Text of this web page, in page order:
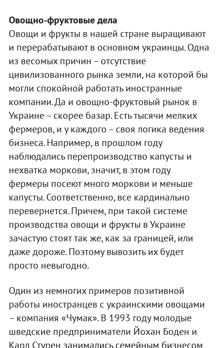
Овощно-фруктовые дела
Овощи и фрукты в нашей стране выращивают
и перерабатывают в основном украинцы. Одна
из весомых причин – отсутствие
цивилизованного рынка земли, на которой бы
могли спокойной работать иностранные
компании. Да и овощно-фруктовый рынок в
Украине – скорее базар. Есть тысячи мелких
фермеров, и у каждого – своя логика ведения
бизнеса. Например, в прошлом году
наблюдались перепроизводство капусты и
нехватка моркови, значит, в этом году
фермеры посеют много моркови и меньше
капусты. Соответственно, все кардинально
перевернется. Причем, при такой системе
производства овощи и фрукты в Украине
зачастую стоят так же, как за границей, или
даже дороже. Поэтому вывозить их будет
просто невыгодно.
Один из немногих примеров позитивной
работы иностранцев с украинскими овощами
– компания «Чумак». В 1993 году молодые
шведские предприниматели Йохан Боден и
Карл Стурен занимались семейным бизнесом